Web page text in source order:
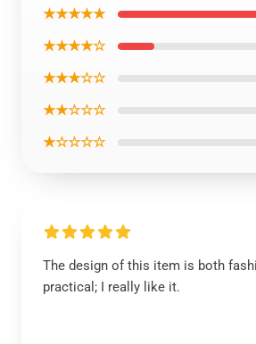
★★★★★
★★★★☆
★★★☆☆
★★☆☆☆
★☆☆☆☆
The design of this item is both
practical; I really like it.